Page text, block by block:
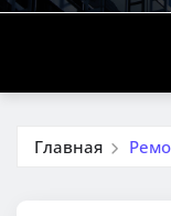
Главная